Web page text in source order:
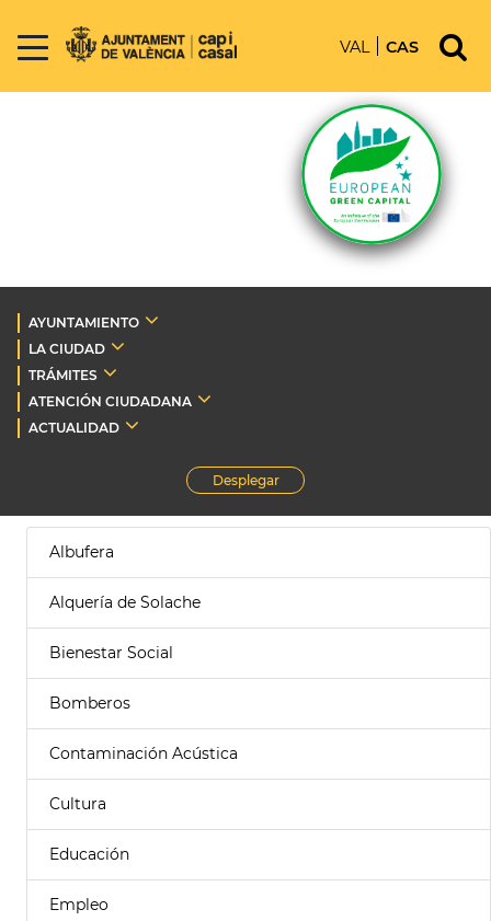
VAL CAS
AYUNTAMIENTO
LA CIUDAD
TRÁMITES
ATENCIÓN CIUDADANA
ACTUALIDAD
Desplegar
Albufera
Alquería de Solache
Bienestar Social
Bomberos
Contaminación Acústica
Cultura
Educación
Empleo